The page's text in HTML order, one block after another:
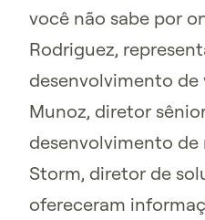
você não sabe por
Rodriguez,
desenvolvimento de
Munoz, diretor
desenvolvimento de
Storm, diretor de
ofereceram